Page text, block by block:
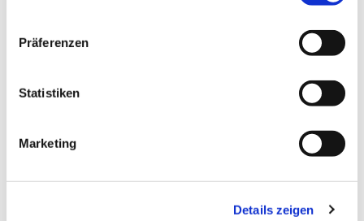
Präferenzen
Statistiken
Marketing
Details zeigen
Dies könnte Sie auch